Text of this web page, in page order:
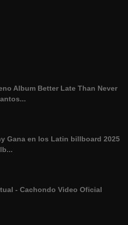
Album Better Late Than Never
Gana en los Latin billboard 2025
- Cachondo Video Oficial